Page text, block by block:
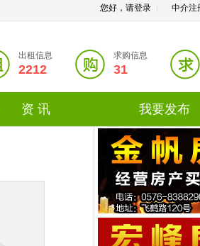
您好，请登录 中介注
求购信息
31
出租信息
2212
资 讯 我要发布